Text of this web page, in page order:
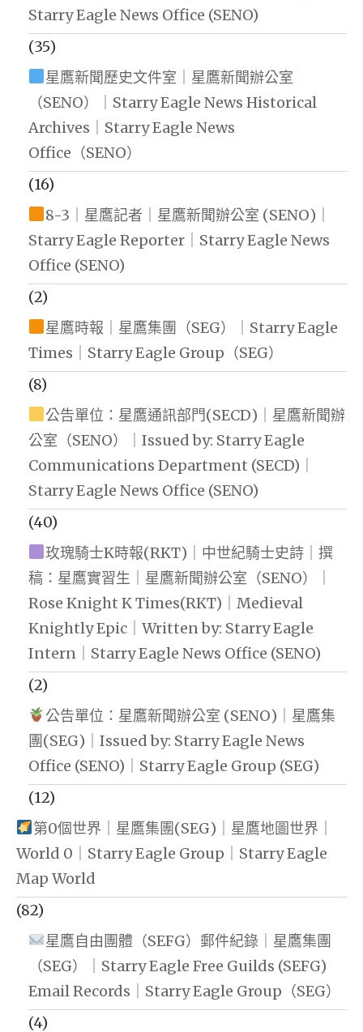
Starry Eagle News Office (SENO)
(35)
星鷹新聞歷史文件室｜星鷹新聞辦公室
（SENO）｜Starry Eagle News Historical
Archives｜Starry Eagle News
Office（SENO）
(16)
8-3｜星鷹記者｜星鷹新聞辦公室 (SENO)｜
Starry Eagle Reporter｜Starry Eagle News
Office (SENO)
(2)
星鷹時報｜星鷹集團（SEG）｜Starry Eagle
Times｜Starry Eagle Group（SEG）
(8)
公告單位：星鷹通訊部門(SECD)｜星鷹新聞辦
公室（SENO）｜Issued by: Starry Eagle
Communications Department (SECD)｜
Starry Eagle News Office (SENO)
(40)
玫瑰騎士K時報(RKT)｜中世紀騎士史詩｜撰
稿：星鷹實習生｜星鷹新聞辦公室（SENO）｜
Rose Knight K Times(RKT)｜Medieval
Knightly Epic｜Written by: Starry Eagle
Intern｜Starry Eagle News Office (SENO)
(2)
公告單位：星鷹新聞辦公室 (SENO)｜星鷹集
團(SEG)｜Issued by: Starry Eagle News
Office (SENO)｜Starry Eagle Group (SEG)
(12)
第0個世界｜星鷹集團(SEG)｜星鷹地圖世界｜
World 0｜Starry Eagle Group｜Starry Eagle
Map World
(82)
星鷹自由團體（SEFG）郵件紀錄｜星鷹集團
（SEG）｜Starry Eagle Free Guilds (SEFG)
Email Records｜Starry Eagle Group（SEG）
(4)